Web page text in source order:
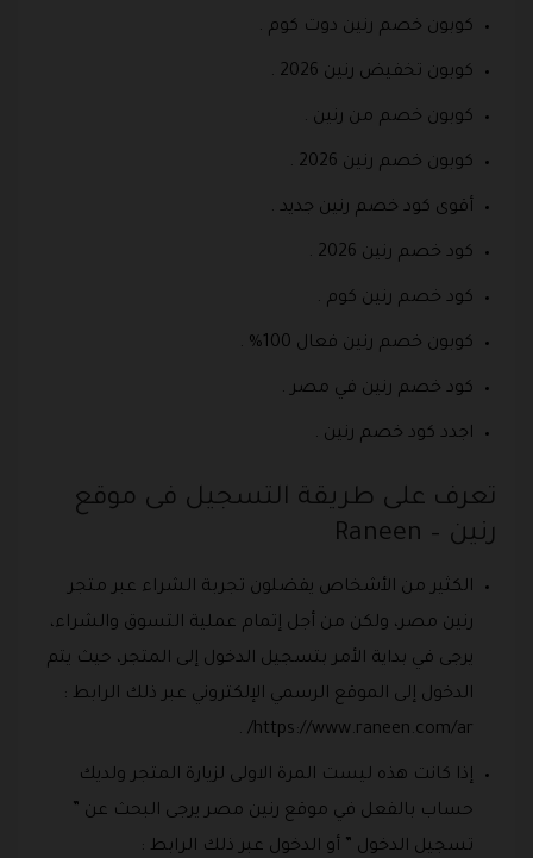
كوبون خصم رنين دوت كوم .
كوبون تخفيض رنين 2026 .
كوبون خصم من رنين .
كوبون خصم رنين 2026 .
أقوى كود خصم رنين جديد .
كود خصم رنين 2026 .
كود خصم رنين كوم .
كوبون خصم رنين فعال 100% .
كود خصم رنين في مصر .
اجدد كود خصم رنين .
تعرف على طريقة التسجيل فى موقع
رنين – Raneen
الكثير من الأشخاص يفضلون تجربة الشراء عبر متجر
رنين مصر، ولكن من أجل إتمام عملية التسوق والشراء،
يرجى في بداية الأمر بتسجيل الدخول إلى المتجر، حيث يتم
الدخول إلى الموقع الرسمي الإلكتروني عبر ذلك الرابط :
https://www.raneen.com/ar/ .
إذا كانت هذه ليست المرة الاولى لزيارة المتجر ولديك
حساب بالفعل في موقع رنين مصر يرجى البحث عن ”
تسجيل الدخول ” أو الدخول عبر ذلك الرابط :